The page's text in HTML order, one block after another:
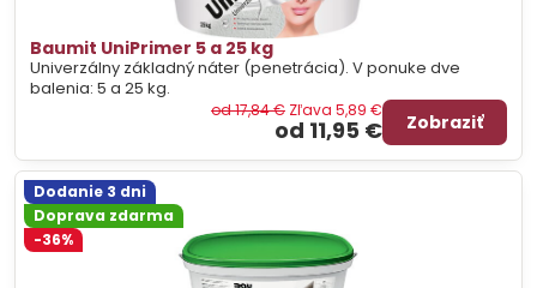
Baumit UniPrimer 5 a 25 kg
Univerzálny základný náter (penetrácia). V ponuke dve
balenia: 5 a 25 kg.
od 11,95 €
od 17,84 € Zľava 5,89 €
Zobraziť
Dodanie 3 dni
Doprava zdarma
-36%